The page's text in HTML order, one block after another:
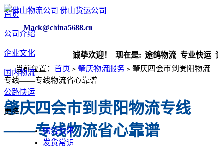
Mack@china5688.cn
诚挚欢迎！ 现在是: 途鸽物流 专业快运 诚实
首页
公司介绍
企业文化
国内物流
公路快运
更多
物流资讯
发货常识
当前位置： 首页 > 肇庆物流服务 > 肇庆四会市到贵阳物流
专线——专线物流省心靠谱
肇庆四会市到贵阳物流专线
——专线物流省心靠谱